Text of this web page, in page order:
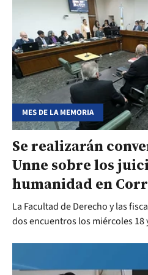
MES DE LA MEMORIA
Se realizarán
Unne sobre los
humanidad en
La Facultad de Derecho y las
dos encuentros los miércoles 18